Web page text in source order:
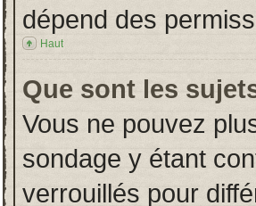
dépend des
Haut
Que sont les
Vous ne pouvez
sondage y étant
verrouillés pour